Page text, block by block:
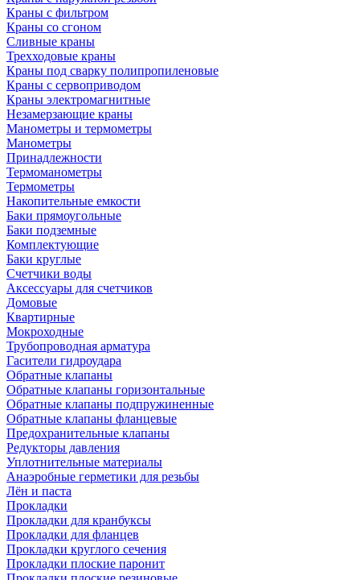
Краны с фильтром
Краны со сгоном
Сливные краны
Трехходовые краны
Краны под сварку полипропиленовые
Краны с сервоприводом
Краны электромагнитные
Незамерзающие краны
Манометры и термометры
Манометры
Принадлежности
Термоманометры
Термометры
Накопительные емкости
Баки прямоугольные
Баки подземные
Комплектующие
Баки круглые
Счетчики воды
Аксессуары для счетчиков
Домовые
Квартирные
Мокроходные
Трубопроводная арматура
Гасители гидроудара
Обратные клапаны
Обратные клапаны горизонтальные
Обратные клапаны подпружиненные
Обратные клапаны фланцевые
Предохранительные клапаны
Редукторы давления
Уплотнительные материалы
Анаэробные герметики для резьбы
Лён и паста
Прокладки
Прокладки для кранбуксы
Прокладки для фланцев
Прокладки круглого сечения
Прокладки плоские паронит